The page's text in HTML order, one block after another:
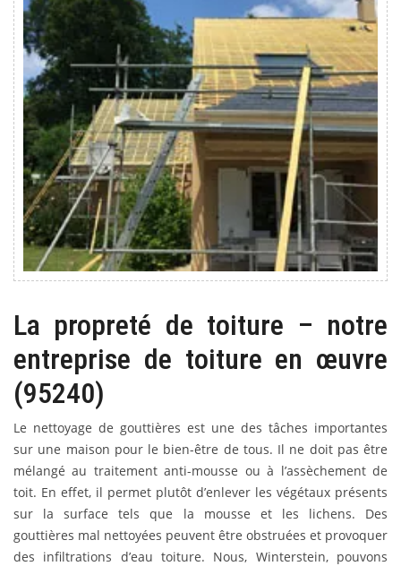
La propreté de toiture – notre
entreprise de toiture en œuvre
(95240)
Le nettoyage de gouttières est une des tâches importantes
sur une maison pour le bien-être de tous. Il ne doit pas être
mélangé au traitement anti-mousse ou à l’assèchement de
toit. En effet, il permet plutôt d’enlever les végétaux présents
sur la surface tels que la mousse et les lichens. Des
gouttières mal nettoyées peuvent être obstruées et provoquer
des infiltrations d’eau toiture. Nous, Winterstein, pouvons